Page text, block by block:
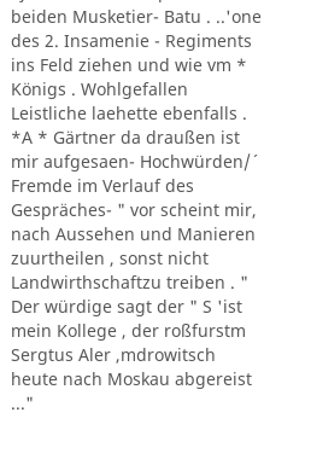
beiden Musketier- Batu . ..'one
des 2. Insamenie - Regiments
ins Feld ziehen und wie vm *
Königs . Wohlgefallen
Leistliche laehette ebenfalls .
*A * Gärtner da draußen ist
mir aufgesaen- Hochwürden/´
Fremde im Verlauf des
Gespräches- " vor scheint mir,
nach Aussehen und Manieren
zuurtheilen , sonst nicht
Landwirthschaftzu treiben . "
Der würdige sagt der " S 'ist
mein Kollege , der roßfurstm
Sergtus Aler ,mdrowitsch
heute nach Moskau abgereist
..."